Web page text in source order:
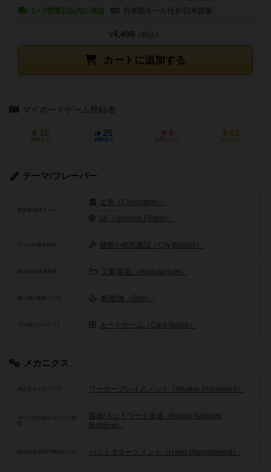
1～2営業日以内に発送
カートに追加する
¥4,400 （税込）
マイボードゲーム登録者
15
興味あり
25
経験あり
6
お気に入り
81
持ってる
テーマ/フレーバー
世界観/基本テーマ
文明（Civilization）
SF（Science Fiction）
ゲームの基本目的 建物や都市建設（City Builder）
政治経済/各種産業 工業/製造（Manufacture）
乗り物が基本テーマ 船/航海（Ship）
その他のコンセプト カードゲーム（Card Game）
メカニクス
頻出するメカニクス ワーカープレイスメント（Worker Placement）
ボードの仕組み/マーカー移
路線/ネットワーク形成（Route/ Network
Building）
ハンドマネージメント（Hand Management）